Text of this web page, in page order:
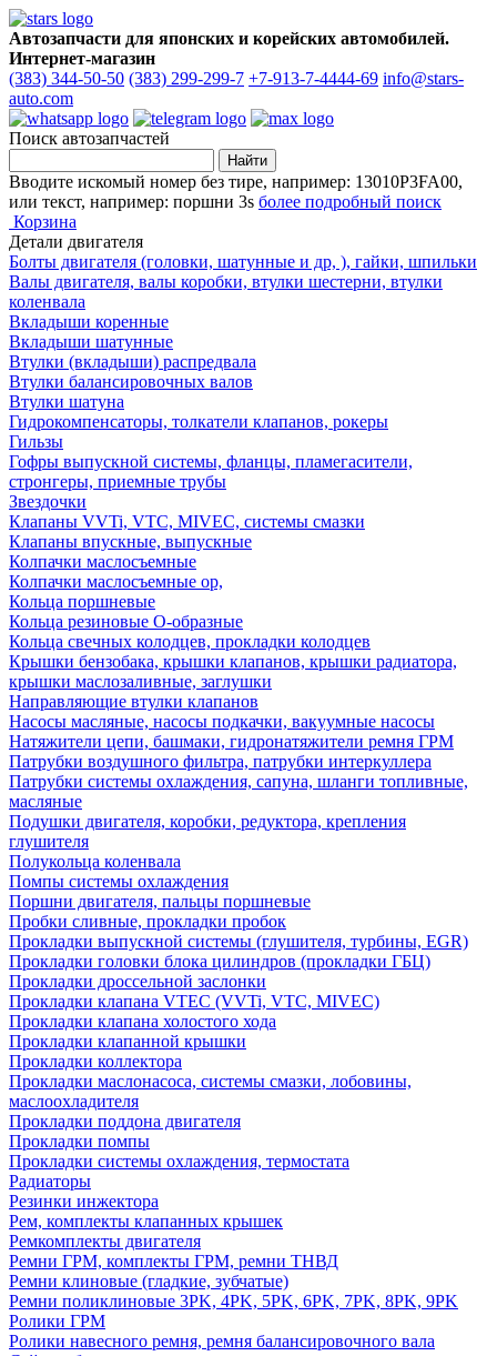
Автозапчасти для японских и корейских автомобилей.
Интернет-магазин
(383) 344-50-50 (383) 299-299-7 +7-913-7-4444-69 info@stars-
auto.com
Поиск автозапчастей
Вводите искомый номер без тире, например: 13010P3FA00,
или текст, например: поршни 3s более подробный поиск
Корзина
Детали двигателя
Болты двигателя (головки, шатунные и др, ), гайки, шпильки
Валы двигателя, валы коробки, втулки шестерни, втулки
коленвала
Вкладыши коренные
Вкладыши шатунные
Втулки (вкладыши) распредвала
Втулки балансировочных валов
Втулки шатуна
Гидрокомпенсаторы, толкатели клапанов, рокеры
Гильзы
Гофры выпускной системы, фланцы, пламегасители,
стронгеры, приемные трубы
Звездочки
Клапаны VVTi, VTC, MIVEC, системы смазки
Клапаны впускные, выпускные
Колпачки маслосъемные
Колпачки маслосъемные ор,
Кольца поршневые
Кольца резиновые О-образные
Кольца свечных колодцев, прокладки колодцев
Крышки бензобака, крышки клапанов, крышки радиатора,
крышки маслозаливные, заглушки
Направляющие втулки клапанов
Насосы масляные, насосы подкачки, вакуумные насосы
Натяжители цепи, башмаки, гидронатяжители ремня ГРМ
Патрубки воздушного фильтра, патрубки интеркуллера
Патрубки системы охлаждения, сапуна, шланги топливные,
масляные
Подушки двигателя, коробки, редуктора, крепления
глушителя
Полукольца коленвала
Помпы системы охлаждения
Поршни двигателя, пальцы поршневые
Пробки сливные, прокладки пробок
Прокладки выпускной системы (глушителя, турбины, EGR)
Прокладки головки блока цилиндров (прокладки ГБЦ)
Прокладки дроссельной заслонки
Прокладки клапана VTEC (VVTi, VTC, MIVEC)
Прокладки клапана холостого хода
Прокладки клапанной крышки
Прокладки коллектора
Прокладки маслонасоса, системы смазки, лобовины,
маслоохладителя
Прокладки поддона двигателя
Прокладки помпы
Прокладки системы охлаждения, термостата
Радиаторы
Резинки инжектора
Рем, комплекты клапанных крышек
Ремкомплекты двигателя
Ремни ГРМ, комплекты ГРМ, ремни ТНВД
Ремни клиновые (гладкие, зубчатые)
Ремни поликлиновые 3PK, 4PK, 5PK, 6PK, 7PK, 8PK, 9PK
Ролики ГРМ
Ролики навесного ремня, ремня балансировочного вала